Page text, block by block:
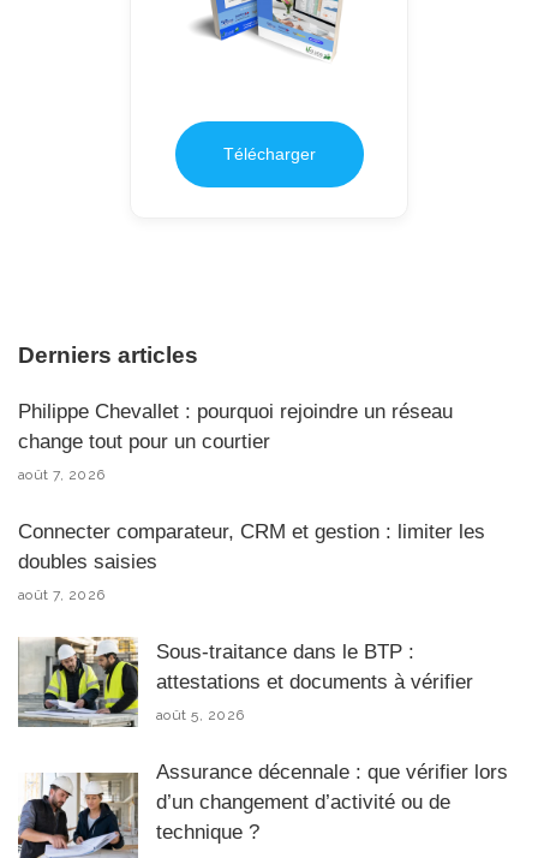
Télécharger
Derniers articles
Philippe Chevallet : pourquoi rejoindre un réseau
change tout pour un courtier
août 7, 2026
Connecter comparateur, CRM et gestion : limiter les
doubles saisies
août 7, 2026
Sous-traitance dans le BTP :
attestations et documents à vérifier
août 5, 2026
Assurance décennale : que vérifier lors
d’un changement d’activité ou de
technique ?